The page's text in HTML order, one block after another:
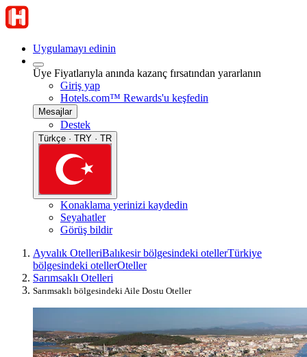
Uygulamayı edinin
Üye Fiyatlarıyla anında kazanç fırsatından yararlanın
Giriş yap
Hotels.com™ Rewards'u keşfedin
Mesajlar
Destek
Türkçe · TRY · TR
Konaklama yerinizi kaydedin
Seyahatler
Görüş bildir
Ayvalık OtelleriBalıkesir bölgesindeki otellerTürkiye
bölgesindeki otellerOteller
Sarımsaklı Otelleri
Sarımsaklı bölgesindeki Aile Dostu Oteller